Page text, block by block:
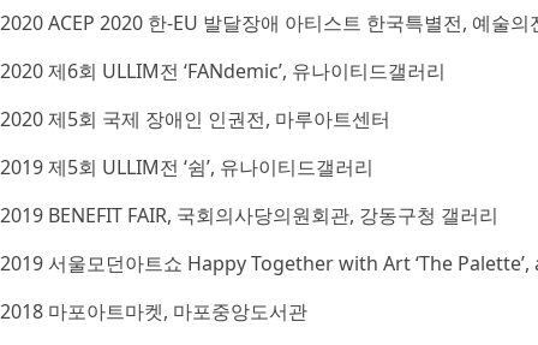
2020 ACEP 2020 한-EU 발달장애 아티스트 한국특별전, 예술
2020 제6회 ULLIM전 ‘FANdemic’, 유나이티드갤러리
2020 제5회 국제 장애인 인권전, 마루아트센터
2019 제5회 ULLIM전 ‘쉼’, 유나이티드갤러리
2019 BENEFIT FAIR, 국회의사당의원회관, 강동구청 갤러리
2019 서울모던아트쇼 Happy Together with Art ‘The Palette’,
2018 마포아트마켓, 마포중앙도서관